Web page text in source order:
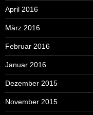
April 2016
März 2016
Februar 2016
Januar 2016
Dezember 2015
November 2015